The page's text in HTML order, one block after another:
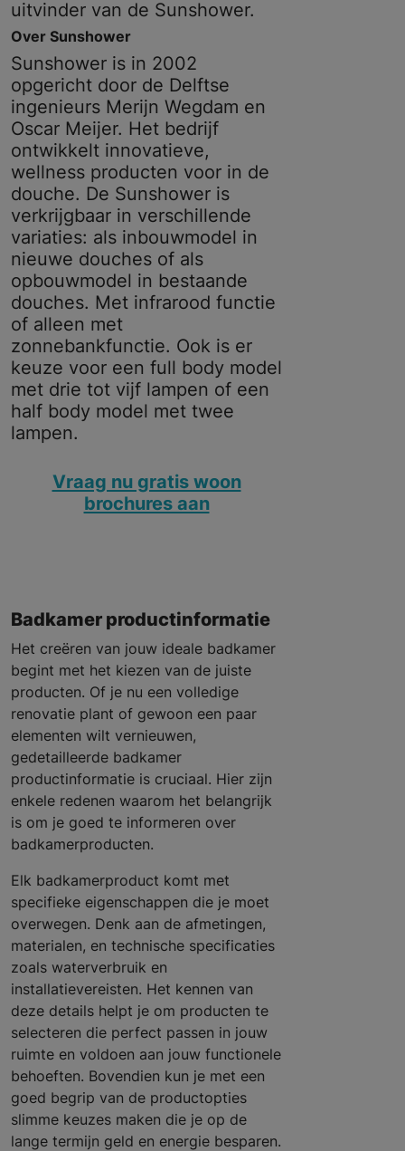
uitvinder van de Sunshower.
Over Sunshower
Sunshower is in 2002
opgericht door de Delftse
ingenieurs Merijn Wegdam en
Oscar Meijer. Het bedrijf
ontwikkelt innovatieve,
wellness producten voor in de
douche. De Sunshower is
verkrijgbaar in verschillende
variaties: als inbouwmodel in
nieuwe douches of als
opbouwmodel in bestaande
douches. Met infrarood functie
of alleen met
zonnebankfunctie. Ook is er
keuze voor een full body model
met drie tot vijf lampen of een
half body model met twee
lampen.
Vraag nu gratis woon
brochures aan
Badkamer productinformatie
Het creëren van jouw ideale badkamer
begint met het kiezen van de juiste
producten. Of je nu een volledige
renovatie plant of gewoon een paar
elementen wilt vernieuwen,
gedetailleerde badkamer
productinformatie is cruciaal. Hier zijn
enkele redenen waarom het belangrijk
is om je goed te informeren over
badkamerproducten.
Elk badkamerproduct komt met
specifieke eigenschappen die je moet
overwegen. Denk aan de afmetingen,
materialen, en technische specificaties
zoals waterverbruik en
installatievereisten. Het kennen van
deze details helpt je om producten te
selecteren die perfect passen in jouw
ruimte en voldoen aan jouw functionele
behoeften. Bovendien kun je met een
goed begrip van de productopties
slimme keuzes maken die je op de
lange termijn geld en energie besparen.